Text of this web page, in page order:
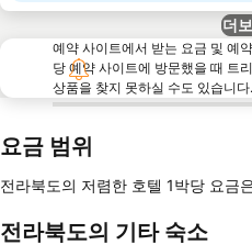
더
예약 사이트에서 받는 요금 및 예
당 예약 사이트에 방문했을 때 트
상품을 찾지 못하실 수도 있습니다.
요금 범위
전라북도의 저렴한 호텔 1박당 요금
전라북도의 기타 숙소